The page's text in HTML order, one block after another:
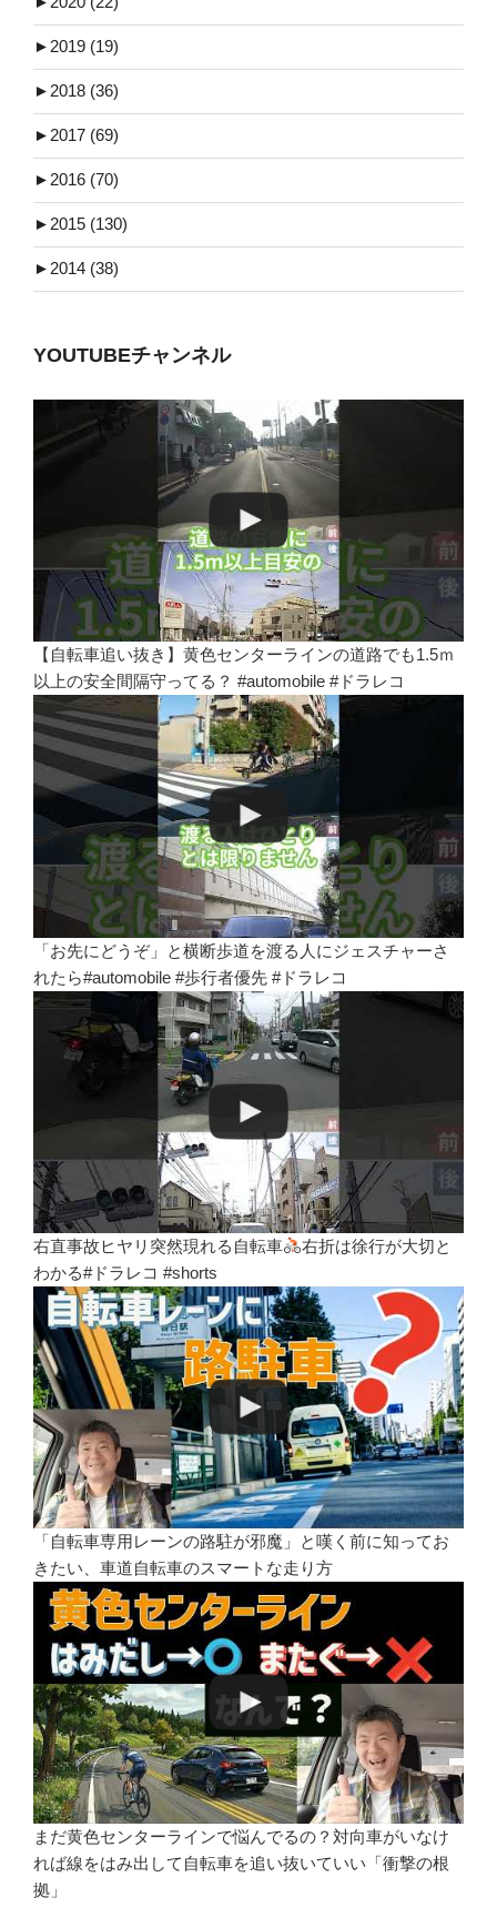
►2019 (19)
►2018 (36)
►2017 (69)
►2016 (70)
►2015 (130)
►2014 (38)
YOUTUBEチャンネル
【自転車追い抜き】黄色センターラインの道路でも1.5ｍ
以上の安全間隔守ってる？ #automobile #ドラレコ
「お先にどうぞ」と横断歩道を渡る人にジェスチャーさ
れたら#automobile #歩行者優先 #ドラレコ
右直事故ヒヤリ突然現れる自転車
右折は徐行が大切と
わかる#ドラレコ #shorts
「自転車専用レーンの路駐が邪魔」と嘆く前に知ってお
きたい、車道自転車のスマートな走り方
まだ黄色センターラインで悩んでるの？対向車がいなけ
れば線をはみ出して自転車を追い抜いていい「衝撃の根
拠」